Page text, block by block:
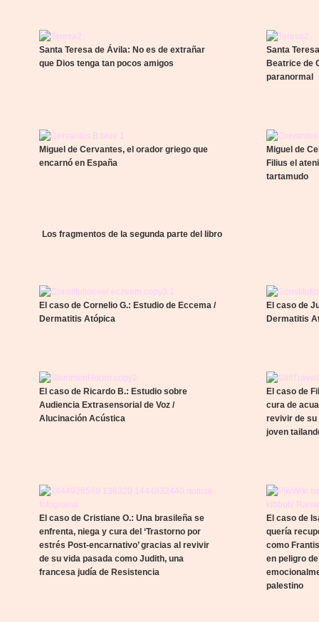
Santa Teresa de Ávila: No es de extrañar
que Dios tenga tan pocos amigos
Santa
Beatrice de
paranormal
Miguel de Cervantes, el orador griego que
encarnó en España
Miguel de
Filius el
tartamudo
Los fragmentos de la segunda parte del libro
El caso de Cornelio G.: Estudio de Eccema /
Dermatitis Atópica
El caso de
Dermatitis
El caso de Ricardo B.: Estudio sobre
Audiencia Extrasensorial de Voz /
Alucinación Acústica
El caso de
cura de
revivir de su
joven
El caso de Cristiane O.: Una brasileña se
enfrenta, niega y cura del ‘Trastorno por
estrés Post-encarnativo’ gracias al revivir
de su vida pasada como Judith, una
francesa judía de Resistencia
El caso de
quería
como
en peligro
palestino